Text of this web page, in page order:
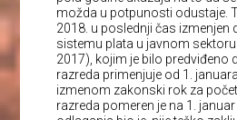
možda u potpunosti odustaje.
2018. u poslednji čas izmenjen
sistemu plata u javnom
2017), kojim je bilo predviđeno
razreda primenjuje od 1.
izmenom zakonski rok za
razreda pomeren je na 1. januar